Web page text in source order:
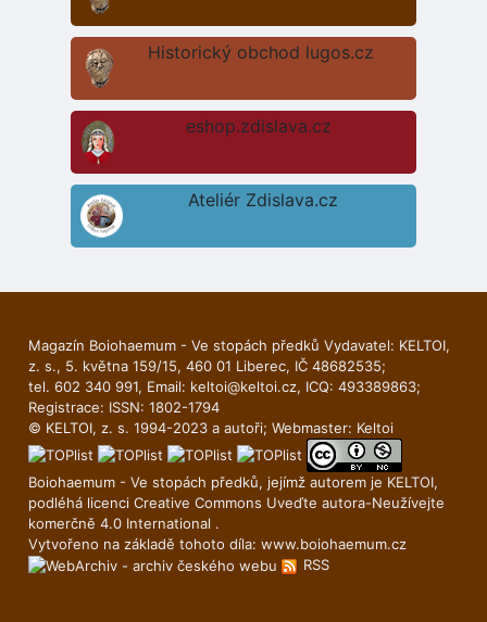
Historický obchod lugos.cz
eshop.zdislava.cz
Ateliér Zdislava.cz
Magazín Boiohaemum - Ve stopách předků Vydavatel: KELTOI,
z. s., 5. května 159/15, 460 01 Liberec, IČ 48682535;
tel. 602 340 991, Email: keltoi@keltoi.cz, ICQ: 493389863;
Registrace: ISSN: 1802-1794
© KELTOI, z. s. 1994-2023 a autoři; Webmaster: Keltoi
Boiohaemum - Ve stopách předků, jejímž autorem je KELTOI,
podléhá licenci Creative Commons Uveďte autora-Neuží­vejte
komerčně 4.0 International .
Vytvořeno na základě tohoto díla: www.boiohaemum.cz
RSS